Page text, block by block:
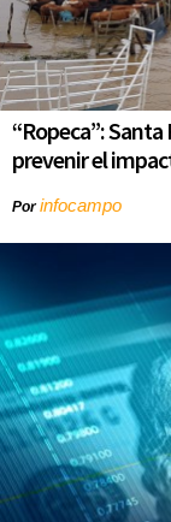
“Ropeca”:
prevenir el
Porinfocampo